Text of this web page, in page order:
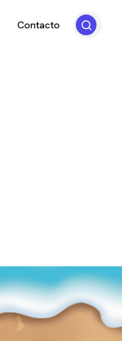
Contacto